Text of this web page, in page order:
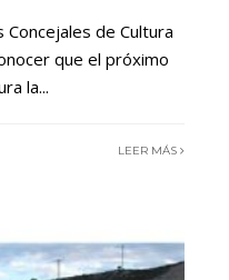
Concejales de Cultura
que el próximo
la...
LEER MÁS